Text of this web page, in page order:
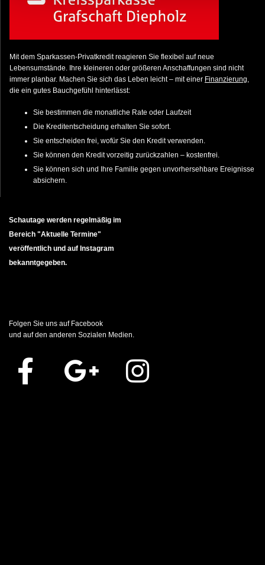
Mit dem Sparkassen-Privatkredit reagieren Sie flexibel auf neue
Lebensumstände. Ihre kleineren oder größeren Anschaffungen sind nicht
immer planbar. Machen Sie sich das Leben leicht – mit einer Finanzierung
die ein gutes Bauchgefühl hinterlässt:
Sie bestimmen die monatliche Rate oder Laufzeit
Die Kreditentscheidung erhalten Sie sofort.
Sie entscheiden frei, wofür Sie den Kredit verwenden.
Sie können den Kredit vorzeitig zurückzahlen – kostenfrei.
Sie können sich und Ihre Familie gegen unvorhersehbare Ereignisse
absichern.
Schautage werden regelmäßig im
Bereich "Aktuelle Termine"
veröffentlich und auf Instagram
bekanntgegeben.
Folgen Sie uns auf Facebook
und auf den anderen Sozialen Medien.